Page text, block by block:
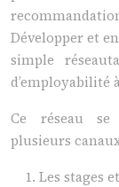
Développer et
simple
d’employabilité
Ce réseau se
plusieurs
Les stages